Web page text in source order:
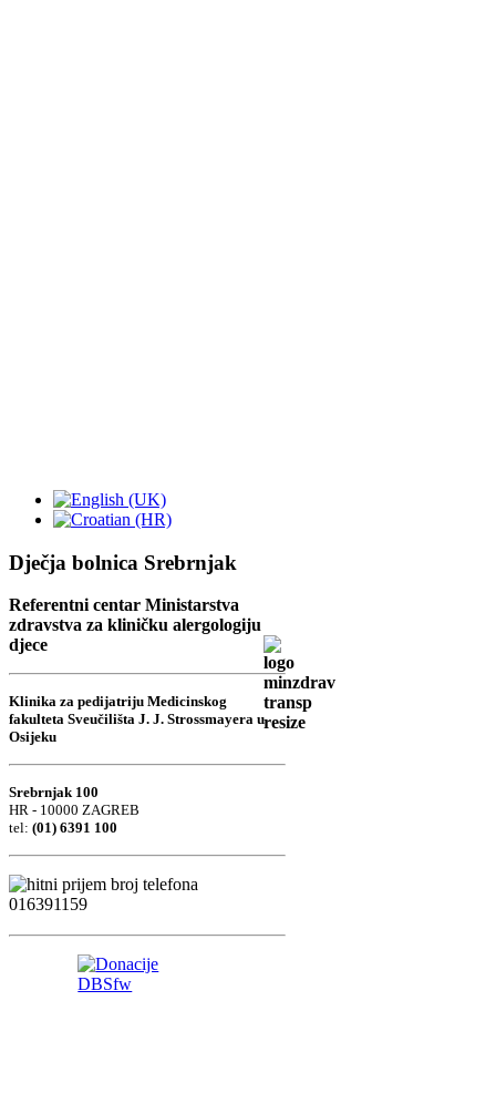
Dječja bolnica Srebrnjak
Referentni centar Ministarstva
zdravstva za kliničku alergologiju
djece
Klinika za pedijatriju Medicinskog
fakulteta Sveučilišta J. J. Strossmayera u
Osijeku
Srebrnjak 100
HR - 10000 ZAGREB
tel: (01) 6391 100